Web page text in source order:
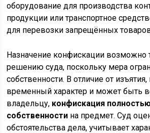
оборудование для производства
продукции или транспортное
для перевозки запрещённых
Назначение конфискации возможно
решению суда, поскольку мера
собственности. В отличие от
временный характер и может быть
владельцу, конфискация
собственности на предмет. Суд
обстоятельства дела, учитывает